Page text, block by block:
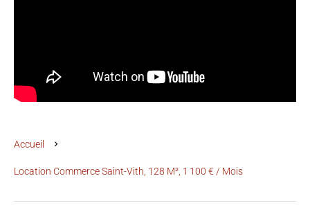
Accueil
Location Commerce Saint-Vith, 128 M², 1 100 € / Mois